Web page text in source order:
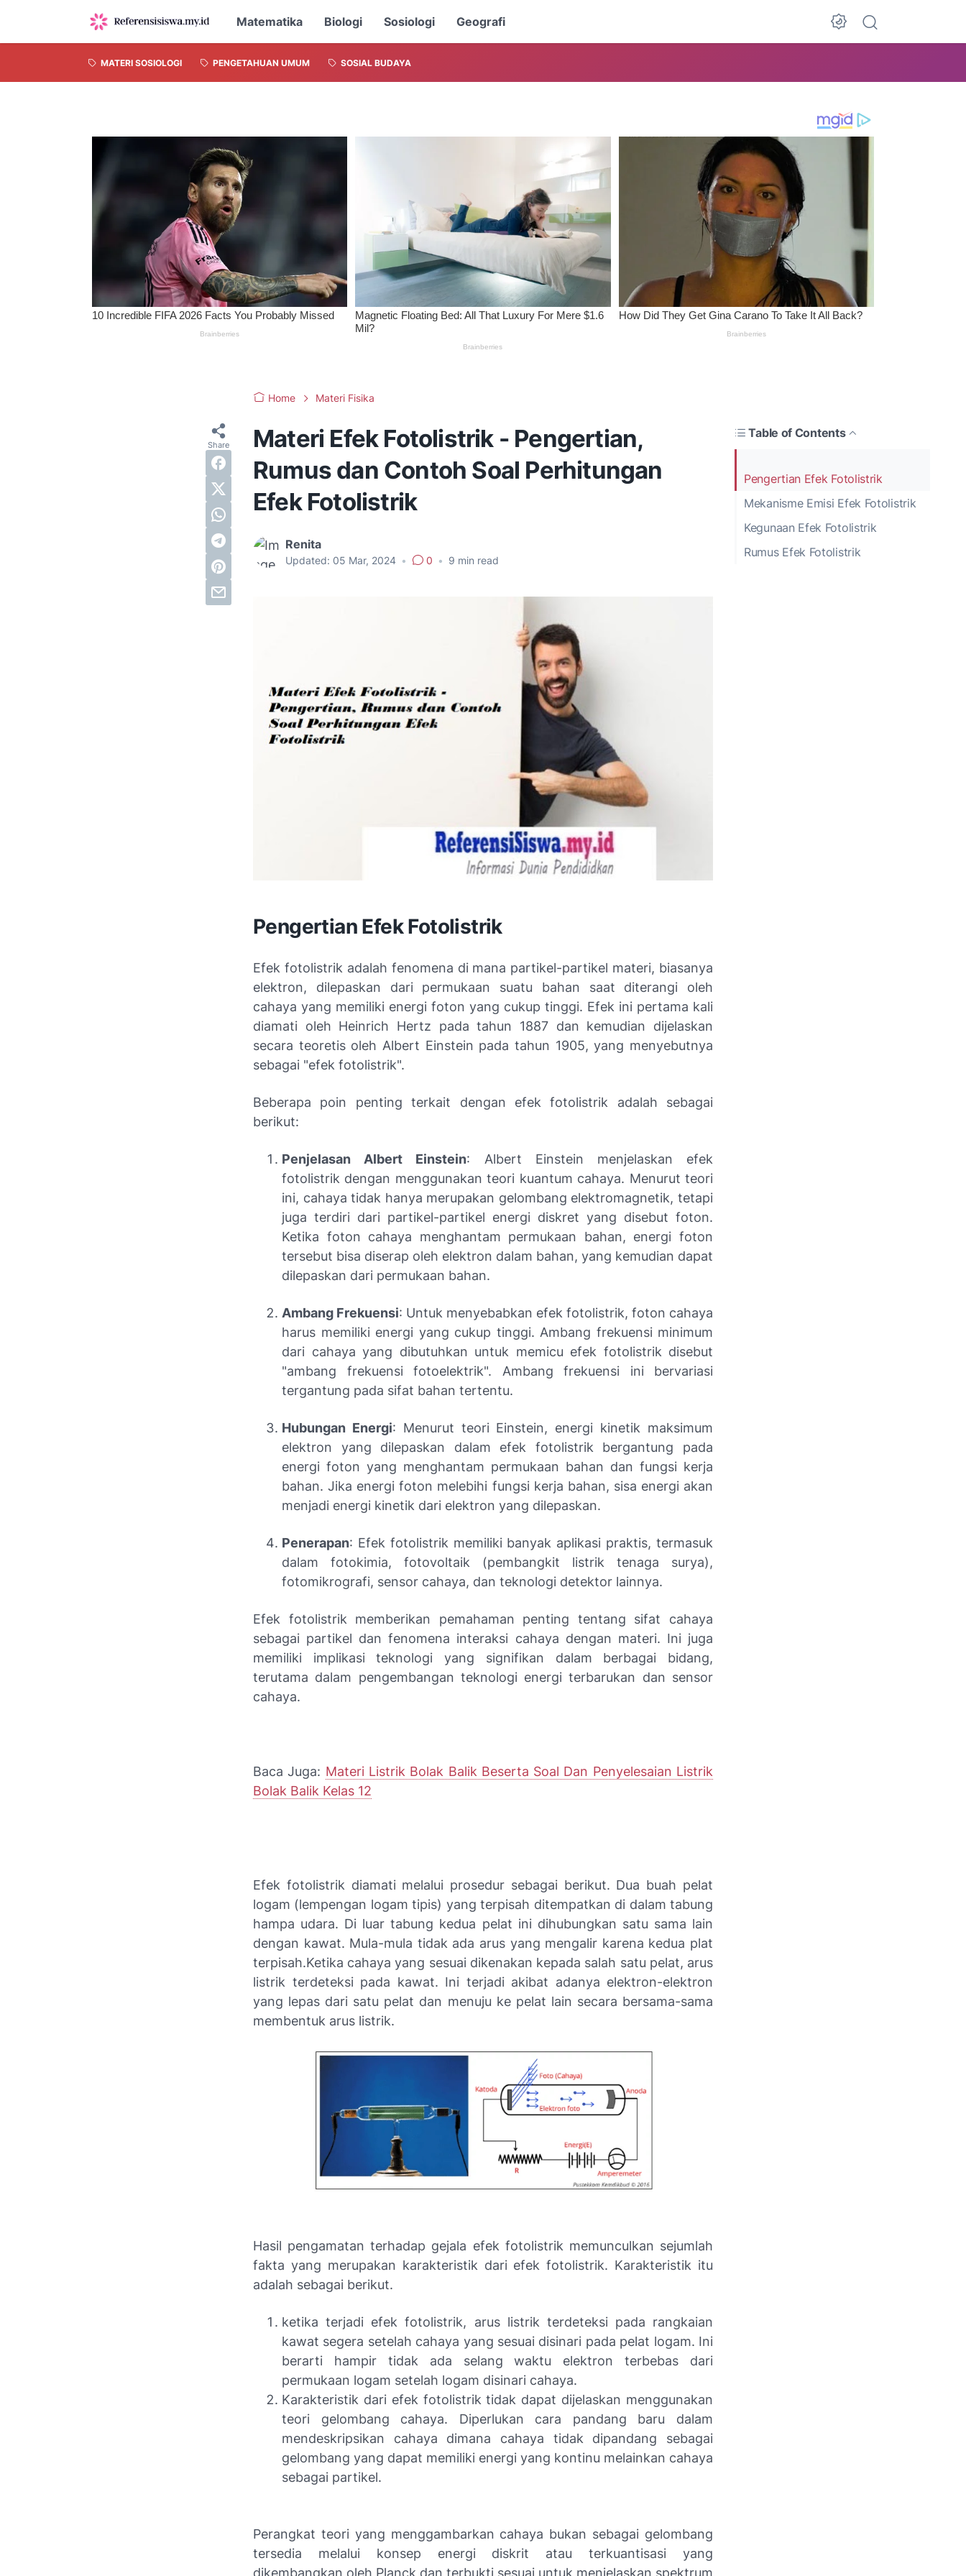
Matematika Biologi Sosiologi Geografi
MATERI SOSIOLOGI PENGETAHUAN UMUM SOSIAL BUDAYA
Home Materi Fisika
Materi Efek Fotolistrik - Pengertian,
Rumus dan Contoh Soal Perhitungan
Efek Fotolistrik
Renita
Updated: 05 Mar, 2024 • 0 • 9 min read
Table of Contents
Pengertian Efek Fotolistrik
Mekanisme Emisi Efek Fotolistrik
Kegunaan Efek Fotolistrik
Rumus Efek Fotolistrik
Pengertian Efek Fotolistrik
Efek fotolistrik adalah fenomena di mana partikel-partikel materi, biasanya
elektron, dilepaskan dari permukaan suatu bahan saat diterangi oleh
cahaya yang memiliki energi foton yang cukup tinggi. Efek ini pertama kali
diamati oleh Heinrich Hertz pada tahun 1887 dan kemudian dijelaskan
secara teoretis oleh Albert Einstein pada tahun 1905, yang menyebutnya
sebagai "efek fotolistrik".
Beberapa poin penting terkait dengan efek fotolistrik adalah sebagai
berikut:
Penjelasan Albert Einstein: Albert Einstein menjelaskan efek
fotolistrik dengan menggunakan teori kuantum cahaya. Menurut teori
ini, cahaya tidak hanya merupakan gelombang elektromagnetik, tetapi
juga terdiri dari partikel-partikel energi diskret yang disebut foton.
Ketika foton cahaya menghantam permukaan bahan, energi foton
tersebut bisa diserap oleh elektron dalam bahan, yang kemudian dapat
dilepaskan dari permukaan bahan.
Ambang Frekuensi: Untuk menyebabkan efek fotolistrik, foton cahaya
harus memiliki energi yang cukup tinggi. Ambang frekuensi minimum
dari cahaya yang dibutuhkan untuk memicu efek fotolistrik disebut
"ambang frekuensi fotoelektrik". Ambang frekuensi ini bervariasi
tergantung pada sifat bahan tertentu.
Hubungan Energi: Menurut teori Einstein, energi kinetik maksimum
elektron yang dilepaskan dalam efek fotolistrik bergantung pada
energi foton yang menghantam permukaan bahan dan fungsi kerja
bahan. Jika energi foton melebihi fungsi kerja bahan, sisa energi akan
menjadi energi kinetik dari elektron yang dilepaskan.
Penerapan: Efek fotolistrik memiliki banyak aplikasi praktis, termasuk
dalam fotokimia, fotovoltaik (pembangkit listrik tenaga surya),
fotomikrografi, sensor cahaya, dan teknologi detektor lainnya.
Efek fotolistrik memberikan pemahaman penting tentang sifat cahaya
sebagai partikel dan fenomena interaksi cahaya dengan materi. Ini juga
memiliki implikasi teknologi yang signifikan dalam berbagai bidang,
terutama dalam pengembangan teknologi energi terbarukan dan sensor
cahaya.
Baca Juga: Materi Listrik Bolak Balik Beserta Soal Dan Penyelesaian Listrik
Bolak Balik Kelas 12
Efek fotolistrik diamati melalui prosedur sebagai berikut. Dua buah pelat
logam (lempengan logam tipis) yang terpisah ditempatkan di dalam tabung
hampa udara. Di luar tabung kedua pelat ini dihubungkan satu sama lain
dengan kawat. Mula-mula tidak ada arus yang mengalir karena kedua plat
terpisah.Ketika cahaya yang sesuai dikenakan kepada salah satu pelat, arus
listrik terdeteksi pada kawat. Ini terjadi akibat adanya elektron-elektron
yang lepas dari satu pelat dan menuju ke pelat lain secara bersama-sama
membentuk arus listrik.
Hasil pengamatan terhadap gejala efek fotolistrik memunculkan sejumlah
fakta yang merupakan karakteristik dari efek fotolistrik. Karakteristik itu
adalah sebagai berikut.
ketika terjadi efek fotolistrik, arus listrik terdeteksi pada rangkaian
kawat segera setelah cahaya yang sesuai disinari pada pelat logam. Ini
berarti hampir tidak ada selang waktu elektron terbebas dari
permukaan logam setelah logam disinari cahaya.
Karakteristik dari efek fotolistrik tidak dapat dijelaskan menggunakan
teori gelombang cahaya. Diperlukan cara pandang baru dalam
mendeskripsikan cahaya dimana cahaya tidak dipandang sebagai
gelombang yang dapat memiliki energi yang kontinu melainkan cahaya
sebagai partikel.
Perangkat teori yang menggambarkan cahaya bukan sebagai gelombang
tersedia melalui konsep energi diskrit atau terkuantisasi yang
dikembangkan oleh Planck dan terbukti sesuai untuk menjelaskan spektrum